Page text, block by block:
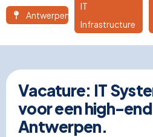
Antwerpen
IT
Infrastructure
Vacature: IT
voor een high-
Antwerpen.